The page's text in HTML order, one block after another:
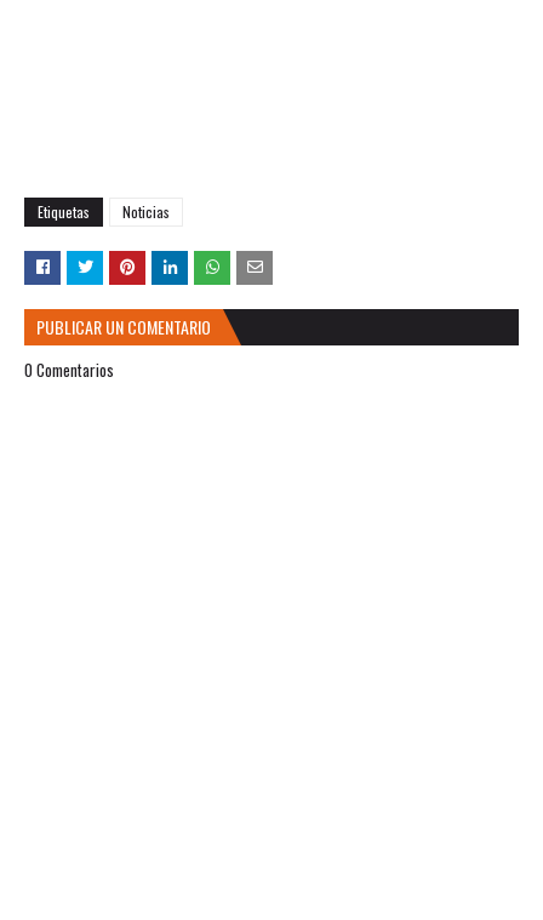
Etiquetas Noticias
PUBLICAR UN COMENTARIO
0 Comentarios